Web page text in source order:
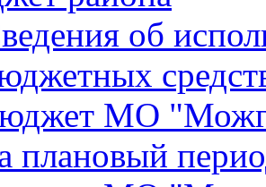
об
МО
плановый